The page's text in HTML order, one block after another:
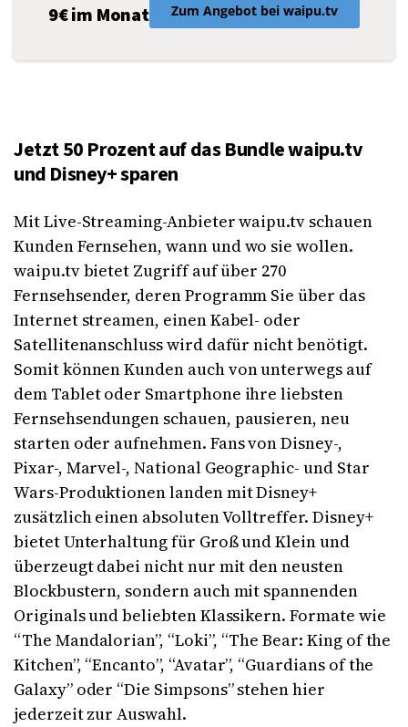
9€ im Monat Zum Angebot bei waipu.tv
Jetzt 50 Prozent auf das Bundle waipu.tv
und Disney+ sparen
Mit Live-Streaming-Anbieter waipu.tv schauen
Kunden Fernsehen, wann und wo sie wollen.
waipu.tv bietet Zugriff auf über 270
Fernsehsender, deren Programm Sie über das
Internet streamen, einen Kabel- oder
Satellitenanschluss wird dafür nicht benötigt.
Somit können Kunden auch von unterwegs auf
dem Tablet oder Smartphone ihre liebsten
Fernsehsendungen schauen, pausieren, neu
starten oder aufnehmen. Fans von Disney-,
Pixar-, Marvel-, National Geographic- und Star
Wars-Produktionen landen mit Disney+
zusätzlich einen absoluten Volltreffer. Disney+
bietet Unterhaltung für Groß und Klein und
überzeugt dabei nicht nur mit den neusten
Blockbustern, sondern auch mit spannenden
Originals und beliebten Klassikern. Formate wie
“The Mandalorian”, “Loki”, “The Bear: King of the
Kitchen”, “Encanto”, “Avatar”, “Guardians of the
Galaxy” oder “Die Simpsons” stehen hier
jederzeit zur Auswahl.